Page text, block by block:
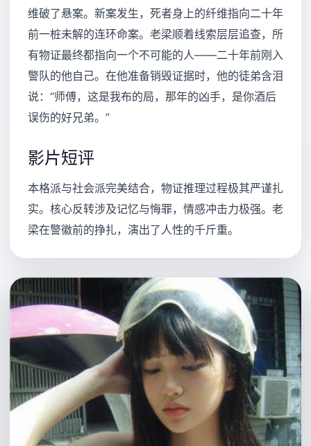
维破了悬案。新案发生，死者身上的纤维指向二十年
前一桩未解的连环命案。老梁顺着线索层层追查，所
有物证最终都指向一个不可能的人——二十年前刚入
警队的他自己。在他准备销毁证据时，他的徒弟含泪
说：“师傅，这是我布的局，那年的凶手，是你酒后
误伤的好兄弟。”
影片短评
本格派与社会派完美结合，物证推理过程极其严谨扎
实。核心反转涉及记忆与悔罪，情感冲击力极强。老
梁在警徽前的挣扎，演出了人性的千斤重。